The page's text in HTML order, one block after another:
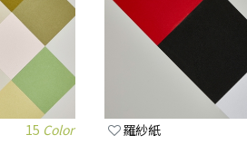
15 Color 羅紗紙